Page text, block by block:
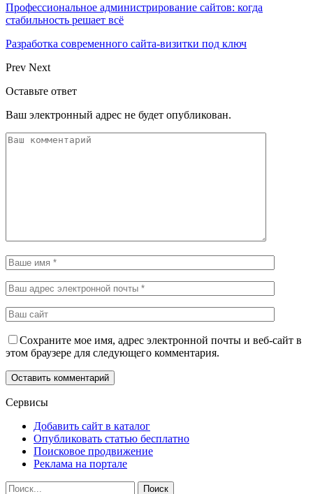
Профессиональное администрирование сайтов: когда
стабильность решает всё
Разработка современного сайта-визитки под ключ
Prev Next
Оставьте ответ
Ваш электронный адрес не будет опубликован.
Сохраните мое имя, адрес электронной почты и веб-сайт в
этом браузере для следующего комментария.
Сервисы
Добавить сайт в каталог
Опубликовать статью бесплатно
Поисковое продвижение
Реклама на портале